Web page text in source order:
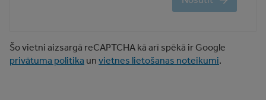
Šo vietni aizsargā reCAPTCHA kā arī spēkā ir Google
privātuma politika un vietnes lietošanas noteikumi.